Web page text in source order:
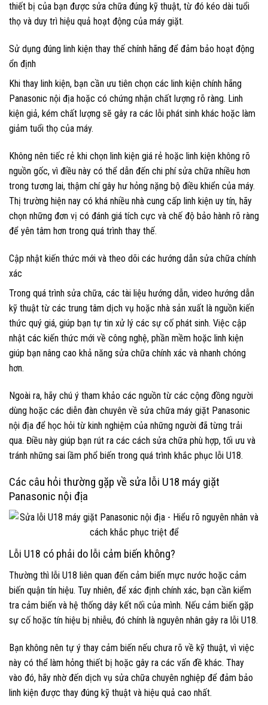
thiết bị của bạn được sửa chữa đúng kỹ thuật, từ đó kéo dài tuổi
thọ và duy trì hiệu quả hoạt động của máy giặt.
Sử dụng đúng linh kiện thay thế chính hãng để đảm bảo hoạt động
ổn định
Khi thay linh kiện, bạn cần ưu tiên chọn các linh kiện chính hãng
Panasonic nội địa hoặc có chứng nhận chất lượng rõ ràng. Linh
kiện giả, kém chất lượng sẽ gây ra các lỗi phát sinh khác hoặc làm
giảm tuổi thọ của máy.
Không nên tiếc rẻ khi chọn linh kiện giá rẻ hoặc linh kiện không rõ
nguồn gốc, vì điều này có thể dẫn đến chi phí sửa chữa nhiều hơn
trong tương lai, thậm chí gây hư hỏng nặng bộ điều khiển của máy.
Thị trường hiện nay có khá nhiều nhà cung cấp linh kiện uy tín, hãy
chọn những đơn vị có đánh giá tích cực và chế độ bảo hành rõ ràng
để yên tâm hơn trong quá trình thay thế.
Cập nhật kiến thức mới và theo dõi các hướng dẫn sửa chữa chính
xác
Trong quá trình sửa chữa, các tài liệu hướng dẫn, video hướng dẫn
kỹ thuật từ các trung tâm dịch vụ hoặc nhà sản xuất là nguồn kiến
thức quý giá, giúp bạn tự tin xử lý các sự cố phát sinh. Việc cập
nhật các kiến thức mới về công nghệ, phần mềm hoặc linh kiện
giúp bạn nâng cao khả năng sửa chữa chính xác và nhanh chóng
hơn.
Ngoài ra, hãy chú ý tham khảo các nguồn từ các cộng đồng người
dùng hoặc các diễn đàn chuyên về sửa chữa máy giặt Panasonic
nội địa để học hỏi từ kinh nghiệm của những người đã từng trải
qua. Điều này giúp bạn rút ra các cách sửa chữa phù hợp, tối ưu và
tránh những sai lầm phổ biến trong quá trình khắc phục lỗi U18.
Các câu hỏi thường gặp về sửa lỗi U18 máy giặt
Panasonic nội địa
Lỗi U18 có phải do lỗi cảm biến không?
Thường thì lỗi U18 liên quan đến cảm biến mực nước hoặc cảm
biến quận tín hiệu. Tuy nhiên, để xác định chính xác, bạn cần kiểm
tra cảm biến và hệ thống dây kết nối của mình. Nếu cảm biến gặp
sự cố hoặc tín hiệu bị nhiễu, đó chính là nguyên nhân gây ra lỗi U18.
Bạn không nên tự ý thay cảm biến nếu chưa rõ về kỹ thuật, vì việc
này có thể làm hỏng thiết bị hoặc gây ra các vấn đề khác. Thay
vào đó, hãy nhờ đến dịch vụ sửa chữa chuyên nghiệp để đảm bảo
linh kiện được thay đúng kỹ thuật và hiệu quả cao nhất.